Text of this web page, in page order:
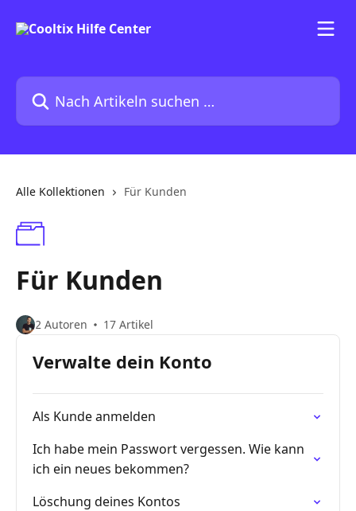
Nach Artikeln suchen …
Alle Kollektionen Für Kunden
Für Kunden
2 Autoren 17 Artikel
Verwalte dein Konto
Als Kunde anmelden
Ich habe mein Passwort vergessen. Wie kann
ich ein neues bekommen?
Löschung deines Kontos